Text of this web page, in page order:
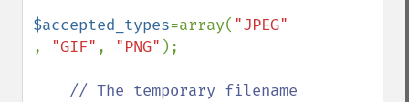
$accepted_types=array(
, "GIF" , "PNG" );
// The temporary filename